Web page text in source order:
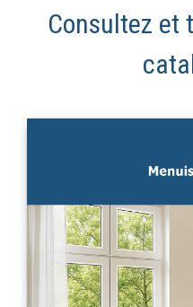
Consultez et